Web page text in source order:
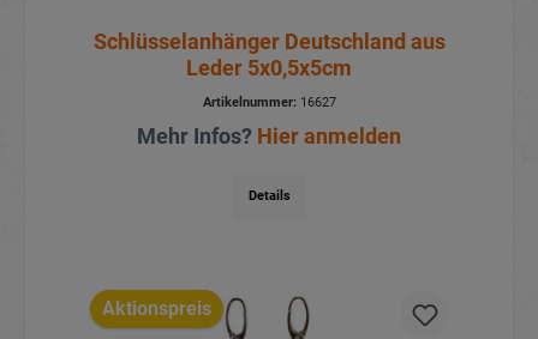
Schlüsselanhänger Deutschland aus
Leder 5x0,5x5cm
Artikelnummer:16627
Mehr Infos? Hier anmelden
Details
Aktionspreis